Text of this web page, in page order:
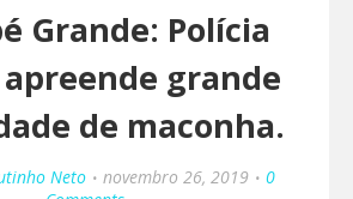
Grande: Polícia
grande
de maconha.
Neto novembro 26, 2019
0